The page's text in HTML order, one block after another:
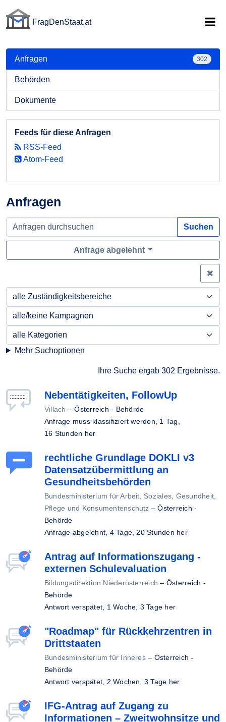
FragDenStaat.at
Anfragen
Suchen
Anfrage abgelehnt
Mehr Suchoptionen
Ihre Suche ergab 302 Ergebnisse.
Nebentätigkeiten, FollowUp
Villach –Österreich - Behörde
Anfrage muss klassifiziert werden, 1 Tag,
16 Stunden her
rechtliche Grundlage DOKLI v3
Datensatzübermittlung an
Gesundheitsbehörden
Bundesministerium für Arbeit, Soziales, Gesundheit,
Pflege und Konsumentenschutz –Österreich -
Behörde
Anfrage abgelehnt, 4 Tage, 20 Stunden her
Antrag auf Informationszugang -
externen Schulevaluation
Bildungsdirektion Niederösterreich – Österreich -
Behörde
Antwort verspätet, 1 Woche, 3 Tage her
"Roadmap" für Rückkehrzentren in
Drittstaaten
Bundesministerium für Inneres– Österreich -
Behörde
Antwort verspätet, 2 Wochen, 3 Tage her
IFG-Antrag auf Zugang zu
Informationen – Zweitwohnsitze und
Anfragen 302
Behörden
Dokumente
Feeds für diese Anfragen
RSS-Feed
Atom-Feed